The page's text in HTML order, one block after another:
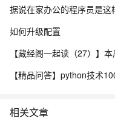
据说在家办公的程序员是这
如何升级配置
【精品问答】python技术
相关文章